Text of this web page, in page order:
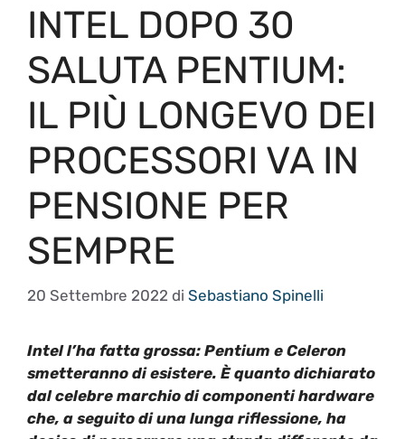
INTEL DOPO 30
SALUTA PENTIUM:
IL PIÙ LONGEVO DEI
PROCESSORI VA IN
PENSIONE PER
SEMPRE
20 Settembre 2022 di Sebastiano Spinelli
Intell’ha fatta grossa: Pentium e Celeron
smetteranno di esistere. È quanto dichiarato
dal celebre marchio di componenti hardware
che, a seguito di una lunga riflessione, ha